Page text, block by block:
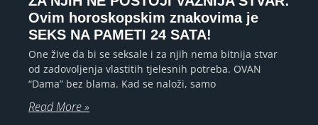
Ovim horoskopskim znakovima je
SEKS NA PAMETI 24 SATA!
One žive da bi se seksale i za njih nema bitnija stvar
od zadovoljenja vlastitih tjelesnih potreba. OVAN
“Dama” bez blama. Kad se naloži, samo
Read More »